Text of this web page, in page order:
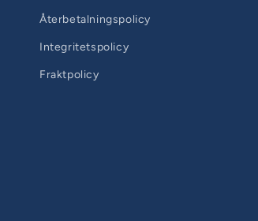
Återbetalningspolicy
Integritetspolicy
Fraktpolicy